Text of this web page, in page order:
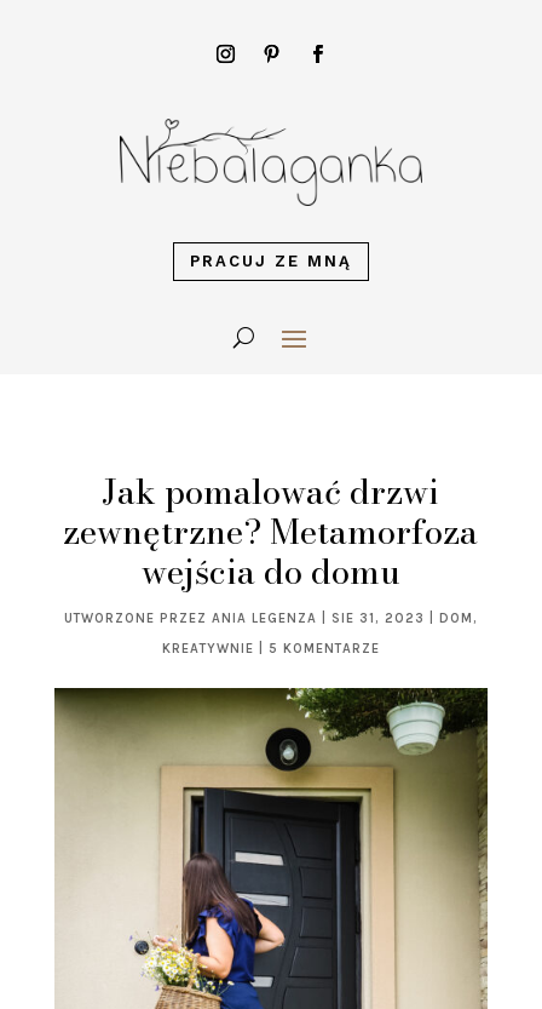
PRACUJ ZE MNĄ
Jak pomalować drzwi
zewnętrzne? Metamorfoza
wejścia do domu
UTWORZONE PRZEZ ANIA LEGENZA SIE 31, 2023 DOM ,
KREATYWNIE
5 KOMENTARZE